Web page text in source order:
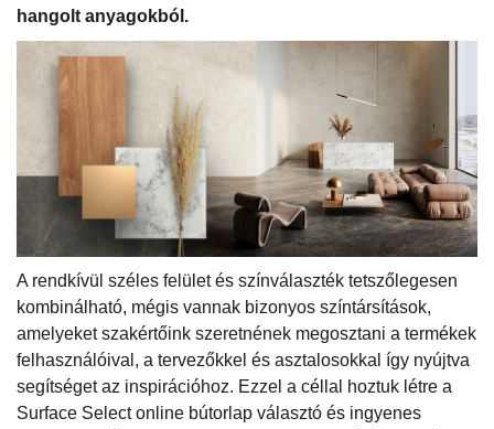
hangolt anyagokból.
A rendkívül széles felület és színválaszték tetszőlegesen
kombinálható, mégis vannak bizonyos színtársítások,
amelyeket szakértőink szeretnének megosztani a termékek
felhasználóival, a tervezőkkel és asztalosokkal így nyújtva
segítséget az inspirációhoz. Ezzel a céllal hoztuk létre a
Surface Select online bútorlap választó és ingyenes